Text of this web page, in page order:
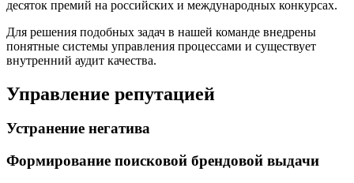
десяток премий на российских и международных конкурсах.
Для решения подобных задач в нашей команде внедрены
понятные системы управления процессами и существует
внутренний аудит качества.
Управление репутацией
Устранение негатива
Формирование поисковой брендовой выдачи